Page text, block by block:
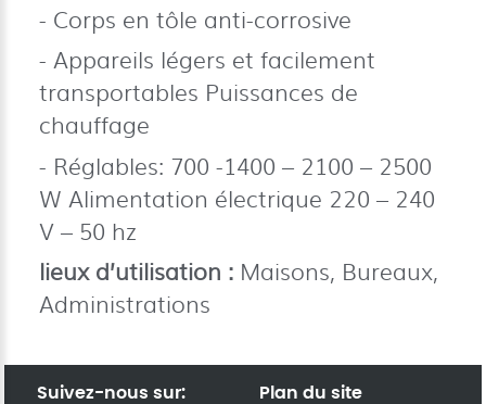
Corps en tôle anti-corrosive
Appareils légers et facilement
transportables Puissances de
chauffage
Réglables: 700 -1400 – 2100 – 2500
W Alimentation électrique 220 – 240
V – 50 hz
lieux d’utilisation :Maisons, Bureaux,
Administrations
Suivez-nous sur: Plan du site